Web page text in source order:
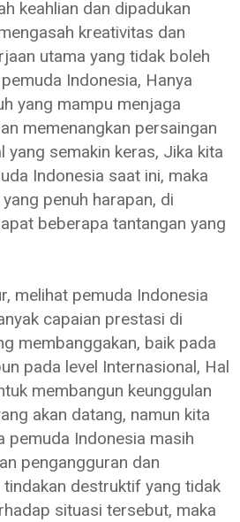
keahlian dan dipadukan
kreativitas dan
utama yang tidak boleh
Indonesia, Hanya
yang mampu menjaga
memenangkan persaingan
yang semakin keras, Jika kita
Indonesia saat ini, maka
penuh harapan, di
beberapa tantangan yang
melihat pemuda Indonesia
capaian prestasi di
membanggakan, baik pada
pada level Internasional, Hal
membangun keunggulan
akan datang, namun kita
pemuda Indonesia masih
pengangguran dan
destruktif yang tidak
situasi tersebut, maka